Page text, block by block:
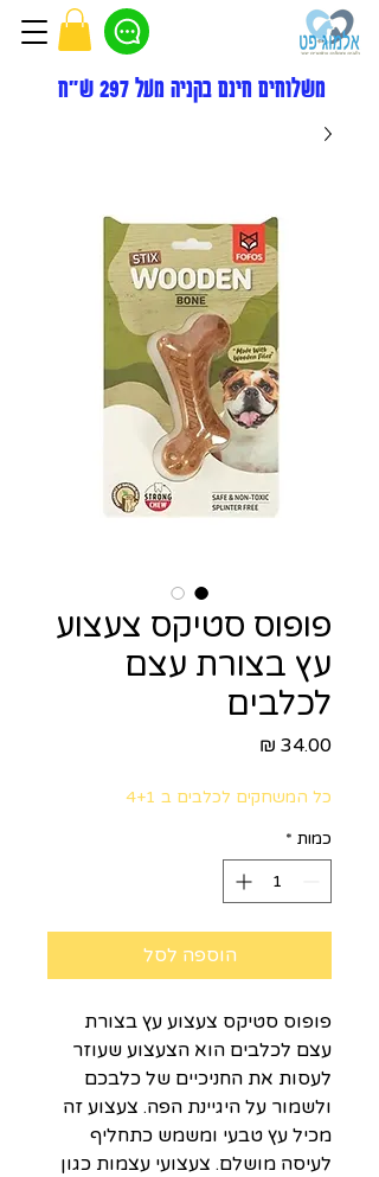
משלוחים חינם בקניה מעל 297 ש"ח
פופוס סטיקס צעצוע
עץ בצורת עצם
לכלבים
כל המשחקים לכלבים ב 4+1
כמות *
הוספה לסל
פופוס סטיקס צעצוע עץ בצורת
עצם לכלבים הוא הצעצוע שעוזר
לעסות את החניכיים של כלבכם
ולשמור על היגיינת הפה. צעצוע זה
מכיל עץ טבעי ומשמש כתחליף
לעיסה מושלם. צעצועי עצמות כגון